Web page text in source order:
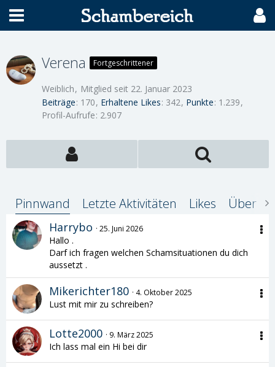
Verena Fortgeschrittener
Weiblich
Mitglied seit 22. Januar 2023
Beiträge 170 Erhaltene Likes 342 Punkte 1.239
Profil-Aufrufe 2.907
Pinnwand Letzte Aktivitäten Likes Über
Harrybo 25. Juni 2026
Hallo .
Darf ich fragen welchen Schamsituationen du dich
aussetzt .
Mikerichter180 4. Oktober 2025
Lust mit mir zu schreiben?
Lotte2000 9. März 2025
Ich lass mal ein Hi bei dir